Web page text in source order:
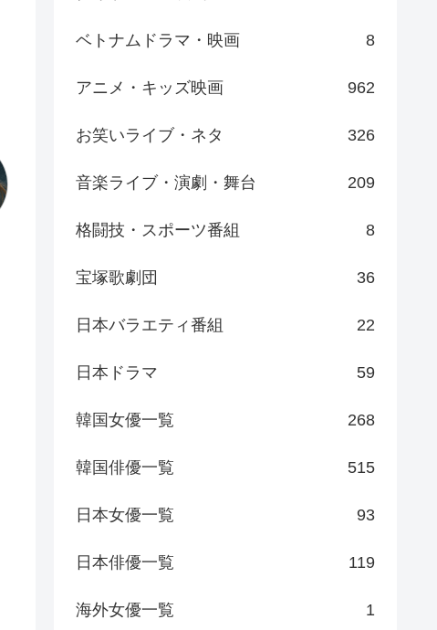
ベトナムドラマ・映画 8
アニメ・キッズ映画 962
お笑いライブ・ネタ 326
音楽ライブ・演劇・舞台 209
格闘技・スポーツ番組 8
宝塚歌劇団 36
日本バラエティ番組 22
日本ドラマ 59
韓国女優一覧 268
韓国俳優一覧 515
日本女優一覧 93
日本俳優一覧 119
海外女優一覧 1